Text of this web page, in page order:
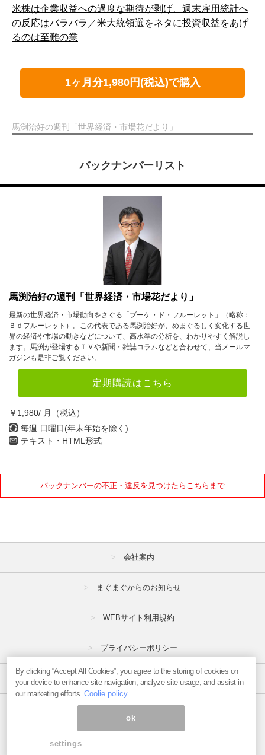
米株は企業収益への過度な期待が剥げ、週末雇用統計へ
の反応はバラバラ／米大統領選をネタに投資収益をあげ
るのは至難の業
1ヶ月分1,980円(税込)で購入
馬渕治好の週刊「世界経済・市場花だより」
バックナンバーリスト
馬渕治好の週刊「世界経済・市場花だより」
最新の世界経済・市場動向をさぐる「ブーケ・ド・フルーレット」（略称：
Ｂｄフルーレット）。この代表である馬渕治好が、めまぐるしく変化する世
界の経済や市場の動きなどについて、高水準の分析を、わかりやすく解説し
ます。馬渕が登場するＴＶや新聞・雑誌コラムなどと合わせて、当メールマ
ガジンも是非ご覧ください。
定期購読はこちら
￥1,980/ 月（税込）
毎週 日曜日(年末年始を除く)
テキスト・HTML形式
バックナンバーの不正・違反を見つけたらこちらまで
会社案内
まぐまぐからのお知らせ
WEBサイト利用規約
プライバシーポリシー
特定商取引法
ページ内の商標は全て商標権者に属します。
By clicking “Accept All Cookies”, you agree to the storing of cookies on
your device to enhance site navigation, analyze site usage, and assist in
our marketing efforts.Coolie policy
ok
settings